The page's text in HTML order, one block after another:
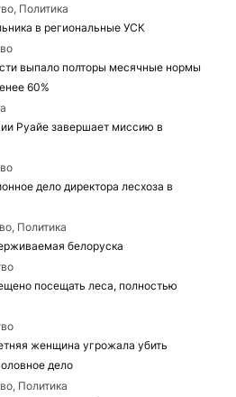
Политика
в региональные УСК
выпало полторы месячные нормы
60%
Руайе завершает миссию в
дело директора лесхоза в
Политика
белоруска
посещать леса, полностью
женщина угрожала убить
дело
Политика